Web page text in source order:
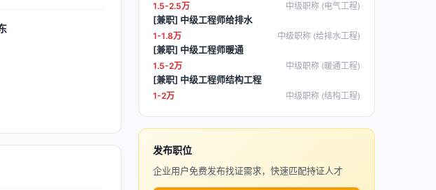
1.5-2.5万 中级职称 (电气工程)
[兼职] 中级工程师给排水
1-1.8万 中级职称 (给排水工程)
[兼职] 中级工程师暖通
1.5-2万 中级职称 (暖通工程)
[兼职] 中级工程师结构工程
1-2万 中级职称 (结构工程)
发布职位
企业用户免费发布找证需求，快速匹配持证人才